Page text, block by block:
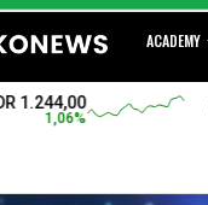
ACADEMY
Solana